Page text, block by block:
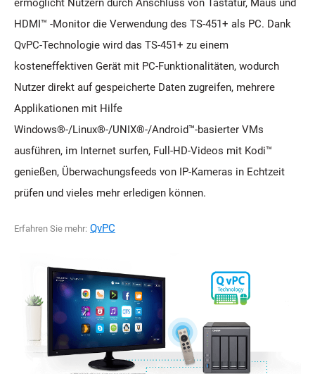
ermöglicht Nutzern durch Anschluss von Tastatur, Maus und
HDMI™ -Monitor die Verwendung des TS-451+ als PC. Dank
QvPC-Technologie wird das TS-451+ zu einem
kosteneffektiven Gerät mit PC-Funktionalitäten, wodurch
Nutzer direkt auf gespeicherte Daten zugreifen, mehrere
Applikationen mit Hilfe
Windows®-/Linux®-/UNIX®-/Android™-basierter VMs
ausführen, im Internet surfen, Full-HD-Videos mit Kodi™
genießen, Überwachungsfeeds von IP-Kameras in Echtzeit
prüfen und vieles mehr erledigen können.
Erfahren Sie mehr: QvPC